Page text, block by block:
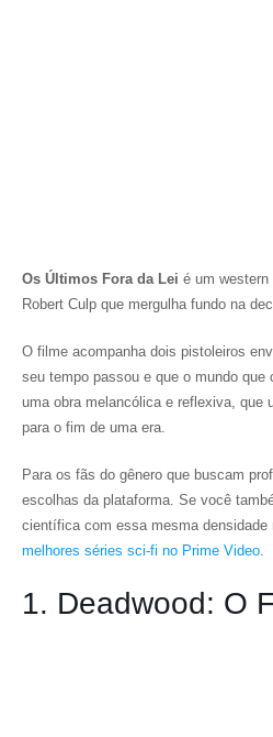
Os Últimos Fora da Lei é um
Robert Culp que mergulha fundo na
O filme acompanha dois pistoleiros
seu tempo passou e que o mundo
uma obra melancólica e reflexiva, que
para o fim de uma era.
Para os fãs do gênero que buscam
escolhas da plataforma. Se você
científica com essa mesma densidade
melhores séries sci-fi no Prime Video.
1. Deadwood: O